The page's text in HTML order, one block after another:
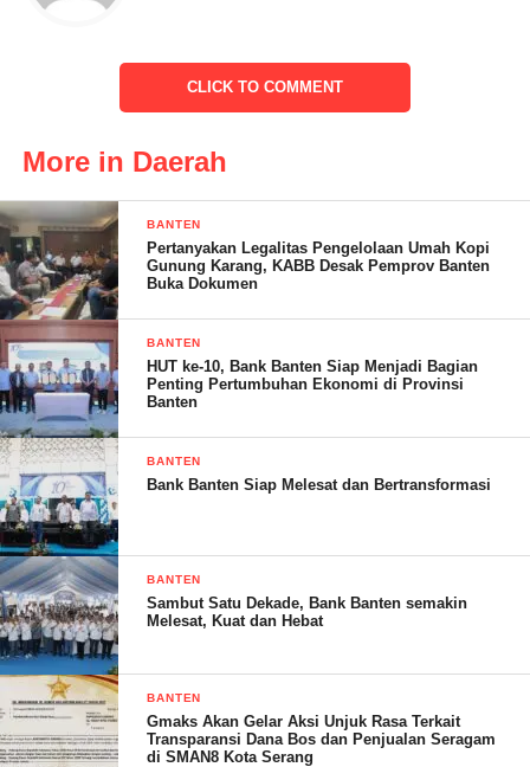
Kata dia, kedepan pihaknya bersama member yang lain akan
rutin mengagendakan kegiatan sosial, sehingga dengan
keberadaan komunitas RX king bisa dirasakan manfaatnya oleh
masyarakat luas.
“Mungkin kedepan kita akan agendakan terus kegiatan sosial
lainnya, agar ini menjadi program juga bagi member semuanya.
Sebab dengan sosial ini mudah-mudahan bisa menjalin
kekompakan semua member,” ucapnya.
Sementara itu kepala Desa Margagiri, Kecamatan Pagelaran
Rendi Suharta mengatakan, pihaknya menyambut baik dengan
kegiatan sosial bagi komunitas terutama RX king. Sebagai,
selama ini komunitas RX king dinilai sebagai komunitas yang
urakan atau arogan.
“Saya uacapkan terimakasih sudah mengadakan acara tersebut
disini (diwilayahnya), dengan menyantuni anak yatim piatu.
Semoga YRKB terus berbuat baik dan kompak selalu,” katanya.
CLICK TO COMMENT
More in Daerah
BANTEN
Pertanyakan Legalitas Pengelolaan Umah Kopi
Gunung Karang, KABB Desak Pemprov Banten
Buka Dokumen
BANTEN
HUT ke-10, Bank Banten Siap Menjadi Bagian
Penting Pertumbuhan Ekonomi di Provinsi
Banten
BANTEN
Bank Banten Siap Melesat dan Bertransformasi
BANTEN
Sambut Satu Dekade, Bank Banten semakin
Melesat, Kuat dan Hebat
BANTEN
Gmaks Akan Gelar Aksi Unjuk Rasa Terkait
Transparansi Dana Bos dan Penjualan Seragam
di SMAN8 Kota Serang